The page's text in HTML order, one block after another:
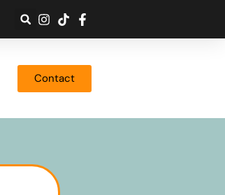
Contact